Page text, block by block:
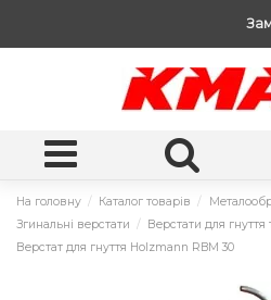
На головну Каталог товарів
Згинальні верстати
Верстати для гнуття
Верстат для гнуття Holzmann RBM 30